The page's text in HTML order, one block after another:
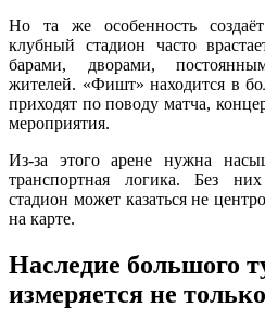
Но та же особенность
клубный стадион часто
барами, дворами,
жителей. «Фишт» находится в
приходят по поводу матча,
мероприятия.
Из-за этого арене нужна
транспортная логика. Без
стадион может казаться не
на карте.
Наследие большого
измеряется не